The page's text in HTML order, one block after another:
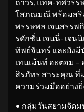
โสภณมณี พร้อมสริ
พรรษพล เจนสรรพ
รดักชั่น เจนนี่- เจน
ทิพย์จันทร์ และยังมี
เทนเม้นท์ อะตอม –
สิรภัทร สาระคุณ ที่
ความร่วมมืออย่าง
• กลุ่มวันสยามจัดม